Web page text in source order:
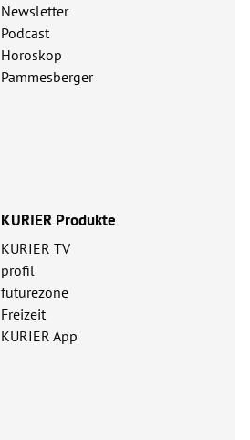
Newsletter
Podcast
Horoskop
Pammesberger
KURIER Produkte
KURIER TV
profil
futurezone
Freizeit
KURIER App